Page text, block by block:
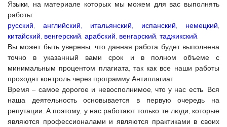
Языки, на материале которых мы можем для вас выполнять
работы:
русский, английский, итальянский, испанский, немецкий,
китайский, венгерский, арабский, венгарский, таджикский.
Вы может быть уверены, что данная работа будет выполнена
точно в указанный вами срок и в полном объеме с
минимальным процентом плагиата, так как все наши работы
проходят контроль через программу Антиплагиат.
Время – самое дорогое и невосполнимое, что у нас есть. Вся
наша деятельность основывается в первую очередь на
репутации. А поэтому, у нас работают только те люди, которые
являются профессионалами и являются практиками в своих